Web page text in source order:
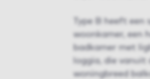
Type B heeft
woonkamer, een
badkamer met
loggia, die vanuit
woningbreed